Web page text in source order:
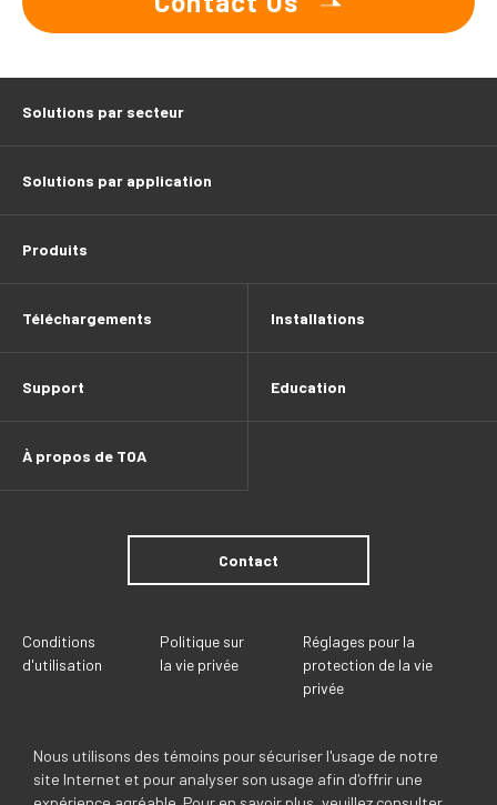
Nous utilisons des témoins pour sécuriser l'usage de notre
site Internet et pour analyser son usage afin d'offrir une
Solutions par secteur
Solutions par application
Produits
Téléchargements Installations
Support Education
À propos de TOA
Contact
Conditions
d'utilisation
Politique sur
la vie privée
Réglages pour la
protection de la vie
privée